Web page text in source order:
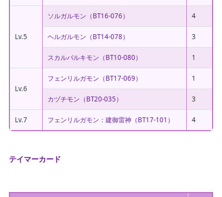
Lv.5
ソルガルモン（BT16-076） 4
ヘルガルモン（BT14-078） 3
スカルバルキモン（BT10-080） 1
Lv.6
フェンリルガモン（BT17-069） 1
カヅチモン（BT20-035） 3
Lv.7 フェンリルガモン：建御雷神（BT17-101） 4
テイマーカード